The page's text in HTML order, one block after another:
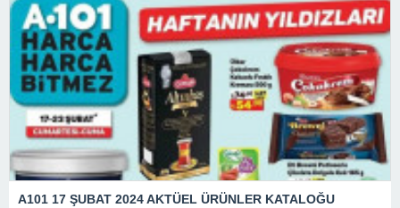
A101 17 ŞUBAT 2024 AKTÜEL ÜRÜNLER KATALOĞU